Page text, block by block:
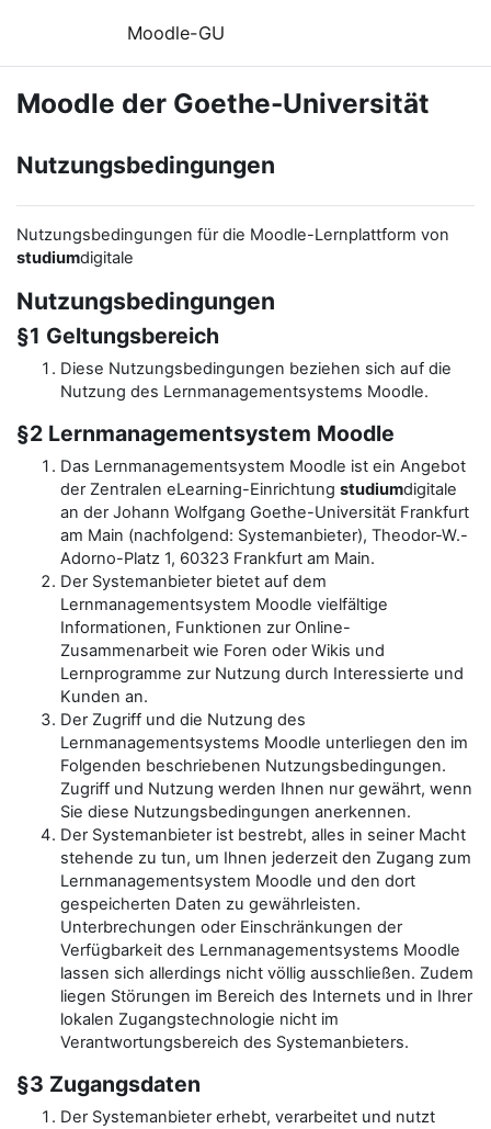
Moodle-GU
Moodle der Goethe-Universität
Nutzungsbedingungen
Nutzungsbedingungen für die Moodle-Lernplattform von
studiumdigitale
Nutzungsbedingungen
§1 Geltungsbereich
Diese Nutzungsbedingungen beziehen sich auf die
Nutzung des Lernmanagementsystems Moodle.
§2 Lernmanagementsystem Moodle
Das Lernmanagementsystem Moodle ist ein Angebot
der Zentralen eLearning-Einrichtung studiumdigitale
an der Johann Wolfgang Goethe-Universität Frankfurt
am Main (nachfolgend: Systemanbieter), Theodor-W.-
Adorno-Platz 1, 60323 Frankfurt am Main.
Der Systemanbieter bietet auf dem
Lernmanagementsystem Moodle vielfältige
Informationen, Funktionen zur Online-
Zusammenarbeit wie Foren oder Wikis und
Lernprogramme zur Nutzung durch Interessierte und
Kunden an.
Der Zugriff und die Nutzung des
Lernmanagementsystems Moodle unterliegen den im
Folgenden beschriebenen Nutzungsbedingungen.
Zugriff und Nutzung werden Ihnen nur gewährt, wenn
Sie diese Nutzungsbedingungen anerkennen.
Der Systemanbieter ist bestrebt, alles in seiner Macht
stehende zu tun, um Ihnen jederzeit den Zugang zum
Lernmanagementsystem Moodle und den dort
gespeicherten Daten zu gewährleisten.
Unterbrechungen oder Einschränkungen der
Verfügbarkeit des Lernmanagementsystems Moodle
lassen sich allerdings nicht völlig ausschließen. Zudem
liegen Störungen im Bereich des Internets und in Ihrer
lokalen Zugangstechnologie nicht im
Verantwortungsbereich des Systemanbieters.
§3 Zugangsdaten
Der Systemanbieter erhebt, verarbeitet und nutzt